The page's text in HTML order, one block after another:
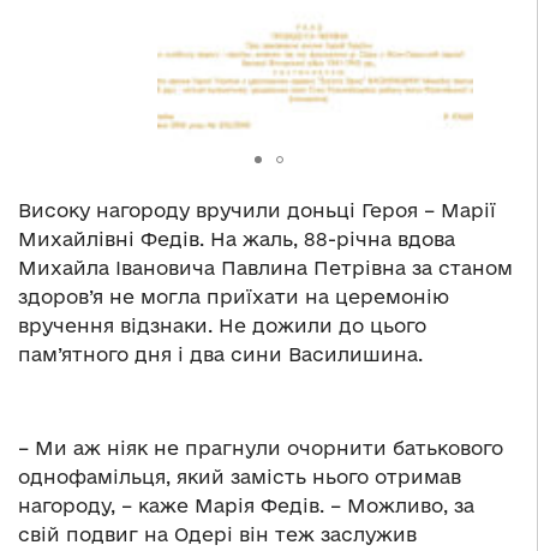
Високу нагороду вручили доньці Героя – Марії
Михайлівні Федів. На жаль, 88-річна вдова
Михайла Івановича Павлина Петрівна за станом
здоров’я не могла приїхати на церемонію
вручення відзнаки. Не дожили до цього
пам’ятного дня і два сини Василишина.
– Ми аж ніяк не прагнули очорнити батькового
однофамільця, який замість нього отримав
нагороду, – каже Марія Федів. – Можливо, за
свій подвиг на Одері він теж заслужив